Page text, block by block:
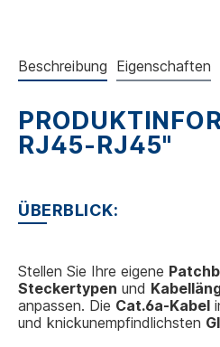
Beschreibung Eigenschaften
RJ45-RJ45"
ÜBERBLICK:
Stellen Sie Ihre eigene
Steckertypen und
anpassen. Die Cat.6a-Kabel
und knickunempfindlichsten